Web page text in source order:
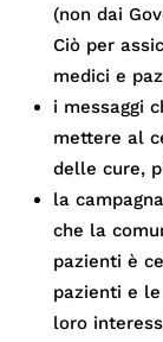
(non dai
Ciò per
medici e
i messaggi
mettere al
delle cure,
la
che la
pazienti è
pazienti e
loro